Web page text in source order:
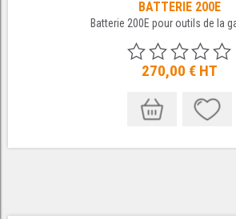
BATTERIE 200E
Batterie 200E pour outils de la
270,00 € HT